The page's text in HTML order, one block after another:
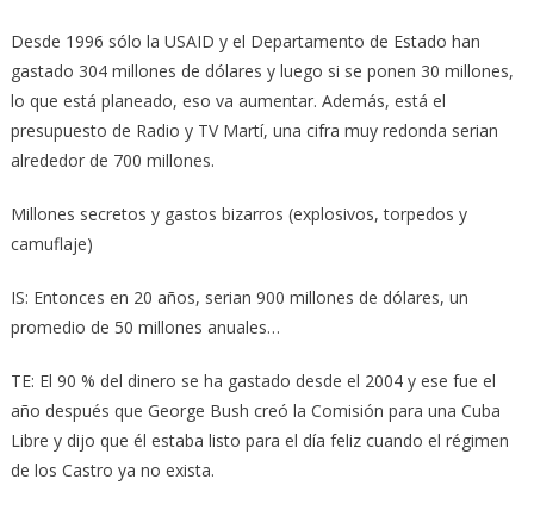
Desde 1996 sólo la USAID y el Departamento de Estado han
gastado 304 millones de dólares y luego si se ponen 30 millones,
lo que está planeado, eso va aumentar. Además, está el
presupuesto de Radio y TV Martí, una cifra muy redonda serian
alrededor de 700 millones.
Millones secretos y gastos bizarros (explosivos, torpedos y
camuflaje)
IS: Entonces en 20 años, serian 900 millones de dólares, un
promedio de 50 millones anuales…
TE: El 90 % del dinero se ha gastado desde el 2004 y ese fue el
año después que George Bush creó la Comisión para una Cuba
Libre y dijo que él estaba listo para el día feliz cuando el régimen
de los Castro ya no exista.